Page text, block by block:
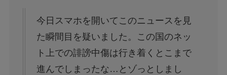
今日スマホを開いてこのニュースを見
た瞬間目を疑いました。この国のネッ
ト上での誹謗中傷は行き着くとこまで
進んでしまったな…とゾっとしまし